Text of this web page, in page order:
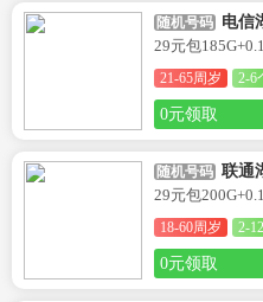
随机号码 电信
29元包
21-65周岁 2-6
0元领取
随机号码 联通
29元包
18-60周岁 2-
0元领取